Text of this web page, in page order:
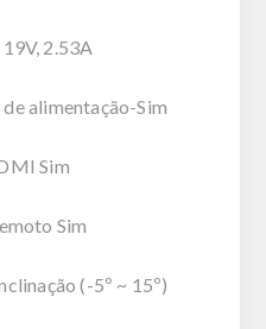
2.53A
de alimentação-Sim
Sim
Sim
(-5º ~ 15º)